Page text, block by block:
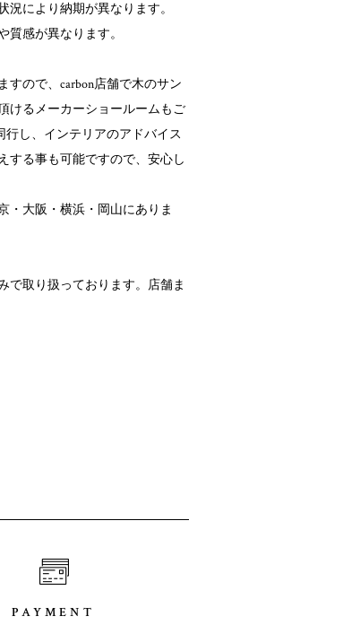
により納期が異なります。
感が異なります。
すので、carbon店舗で木のサン
けるメーカーショールームもご
行し、インテリアのアドバイス
する事も可能ですので、安心し
・大阪・横浜・岡山にありま
取り扱っております。店舗ま
PAYMENT